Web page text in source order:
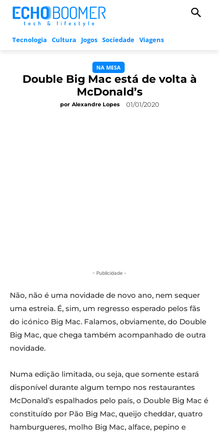
Tecnologia Cultura Jogos Sociedade Viagens
NA MESA
Double Big Mac está de volta à
McDonald’s
por Alexandre Lopes 01/01/2020
- Publicidade -
Não, não é uma novidade de novo ano, nem sequer
uma estreia. É, sim, um regresso esperado pelos fãs
do icónico Big Mac. Falamos, obviamente, do Double
Big Mac, que chega também acompanhado de outra
novidade.
Numa edição limitada, ou seja, que somente estará
disponível durante algum tempo nos restaurantes
McDonald’s espalhados pelo país, o Double Big Mac é
constituído por Pão Big Mac, queijo cheddar, quatro
hamburgueres, molho Big Mac, alface, pepino e